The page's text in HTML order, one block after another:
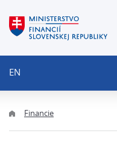
EN
Financie